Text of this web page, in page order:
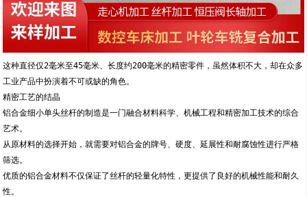
这种直径仅2毫米至45毫米、长度约200毫米的精密零件，虽然体积不大，却在众多
工业产品中扮演着不可或缺的角色。
精密工艺的结晶
铝合金细小单头丝杆的制造是一门融合材料科学、机械工程和精密加工技术的综合
艺术。
从原材料的选择开始，就需要对铝合金的牌号、硬度、延展性和耐腐蚀性进行严格
筛选。
优质的铝合金材料不仅保证了丝杆的轻量化特性，更提供了良好的机械性能和耐久
性。